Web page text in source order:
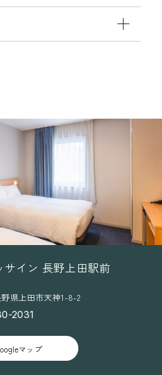
サイン 長野上田駅前
県上田市天神1-8-2
2031
マップ